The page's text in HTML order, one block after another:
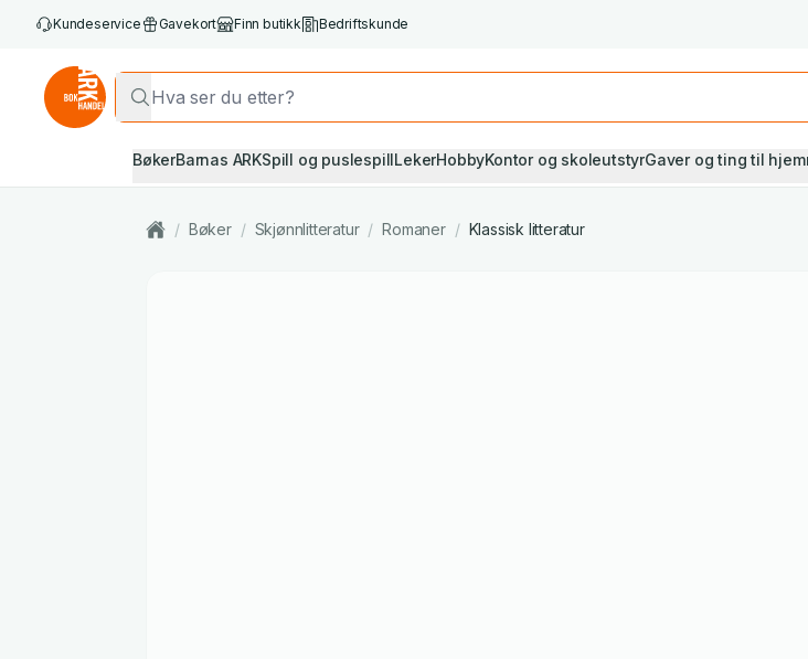
Kundeservice Gavekort Finn butikk Bedriftskunde
BøkerBarnas ARKSpill og puslespillLekerHobbyKontor og skoleutstyrGaver og ting til
/ Bøker / Skjønnlitteratur / Romaner / Klassisk litteratur